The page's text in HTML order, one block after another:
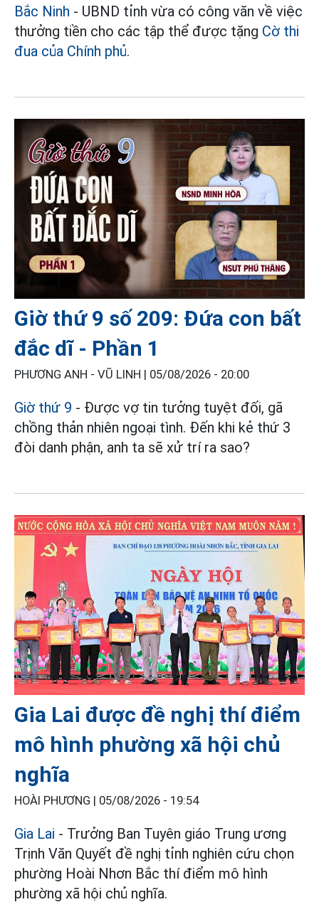
Bắc Ninh - UBND tỉnh vừa có công văn về việc
thưởng tiền cho các tập thể được tặng Cờ thi
đua của Chính phủ.
Giờ thứ 9 số 209: Đứa con bất
đắc dĩ - Phần 1
PHƯƠNG ANH - VŨ LINH | 05/08/2026 - 20:00
Giờ thứ 9 - Được vợ tin tưởng tuyệt đối, gã
chồng thản nhiên ngoại tình. Đến khi kẻ thứ 3
đòi danh phận, anh ta sẽ xử trí ra sao?
Gia Lai được đề nghị thí điểm
mô hình phường xã hội chủ
nghĩa
HOÀI PHƯƠNG | 05/08/2026 - 19:54
Gia Lai - Trưởng Ban Tuyên giáo Trung ương
Trịnh Văn Quyết đề nghị tỉnh nghiên cứu chọn
phường Hoài Nhơn Bắc thí điểm mô hình
phường xã hội chủ nghĩa.